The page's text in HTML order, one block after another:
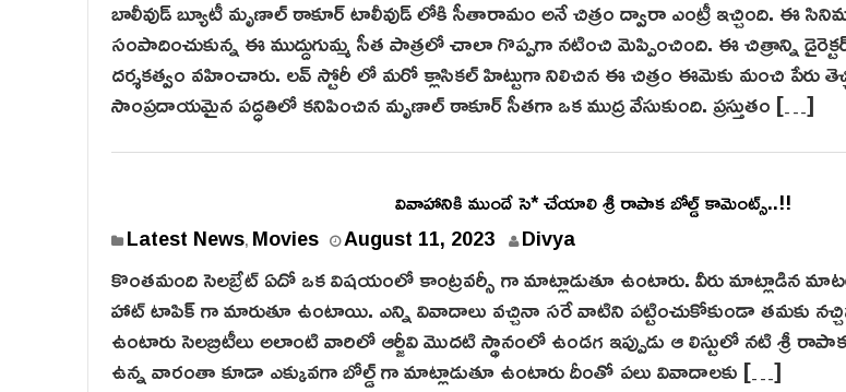
బాలీవుడ్ బ్యూటీ మృణాల్ ఠాకూర్ టాలీవుడ్ లోకి సీతారామం అనే చిత్రం ద్వారా ఎంట్రీ ఇచ్చింది. ఈ
సంపాదించుకున్న ఈ ముద్దుగుమ్మ సీత పాత్రలో చాలా గొప్పగా నటించి మెప్పించింది. ఈ చిత్రాన్ని
దర్శకత్వం వహించారు. లవ్ స్టోరీ లో మరో క్లాసికల్ హిట్టుగా నిలిచిన ఈ చిత్రం ఈమెకు మంచి పేరు
సాంప్రదాయమైన పద్ధతిలో కనిపించిన మృణాల్ ఠాకూర్ సీతగా ఒక ముద్ర వేసుకుంది. ప్రస్తుతం […]
వివాహానికి ముందే సె* చేయాలి శ్రీ రాపాక బోల్డ్ కామెంట్స్..!!
Latest News, Movies August 11, 2023 Divya
కొంతమంది సెలబ్రేట్ ఏదో ఒక విషయంలో కాంట్రవర్సీ గా మాట్లాడుతూ ఉంటారు. వీరు
హాట్ టాపిక్ గా మారుతూ ఉంటాయి. ఎన్ని వివాదాలు వచ్చినా సరే వాటిని పట్టించుకోకుండా తమకు
ఉంటారు సెలబ్రిటీలు అలాంటి వారిలో ఆర్జీవి మొదటి స్థానంలో ఉండగ ఇప్పుడు ఆ లిస్టులో నటి శ్రీ
ఉన్న వారంతా కూడా ఎక్కువగా బోల్డ్ గా మాట్లాడుతూ ఉంటారు దీంతో పలు వివాదాలకు […]